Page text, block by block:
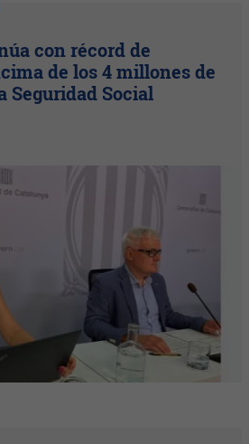
con récord de
de los 4 millones de
Seguridad Social